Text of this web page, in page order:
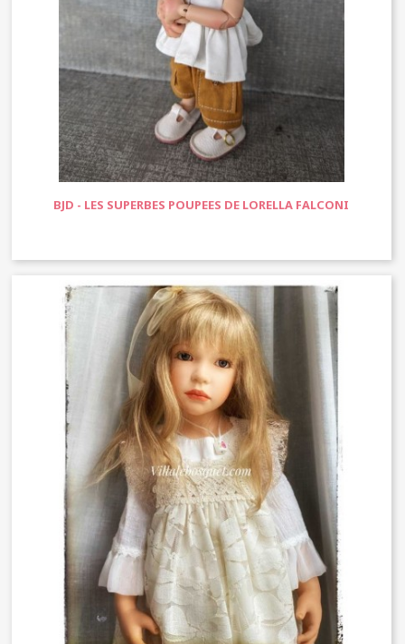
BJD - LES SUPERBES POUPEES DE LORELLA FALCONI